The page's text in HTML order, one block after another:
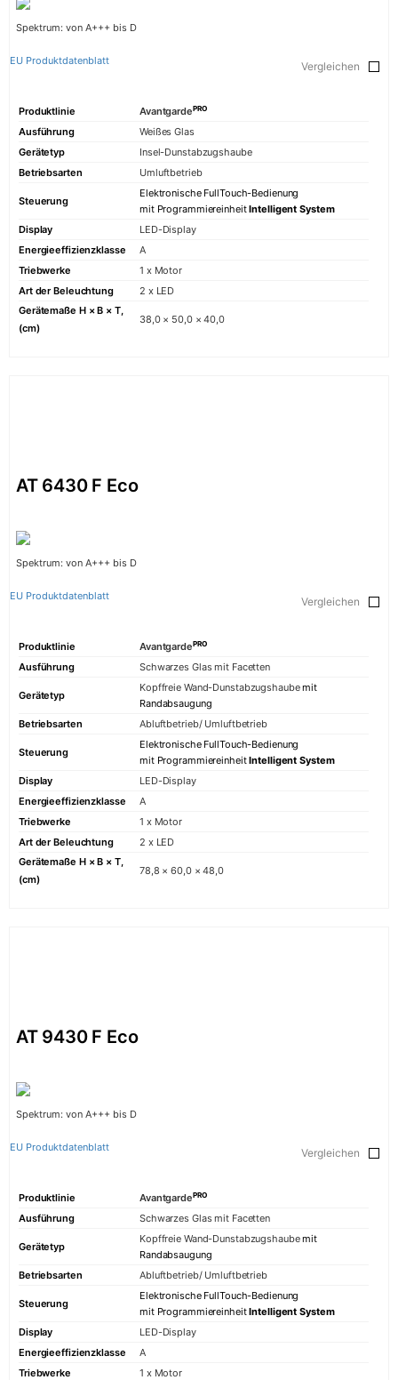
Spektrum: von A+++ bis D
EU Produktdatenblatt Vergleichen
Produktlinie AvantgardePRO
Ausführung
Weißes Glas
Gerätetyp
Insel-Dunstabzugshaube
Betriebsarten
Umluftbetrieb
Steuerung
Elektronische FullTouch-Bedienung
mit ProgrammiereinheitIntelligent System
Display
LED-Display
Energieeffizienzklasse
A
Triebwerke
1 x Motor
Art der Beleuchtung
2 x LED
Gerätemaße H × B × T,
(cm)
38,0 × 50,0 × 40,0
AT 6430 F Eco
Spektrum: von A+++ bis D
EU Produktdatenblatt Vergleichen
Produktlinie AvantgardePRO
Ausführung Schwarzes Glas mit Facetten
Gerätetyp
Kopffreie Wand-Dunstabzugshaubemit
Randabsaugung
Betriebsarten
Abluftbetrieb/ Umluftbetrieb
Steuerung
Elektronische FullTouch-Bedienung
mit ProgrammiereinheitIntelligent System
Display
LED-Display
Energieeffizienzklasse
A
Triebwerke
1 x Motor
Art der Beleuchtung
2 x LED
Gerätemaße H × B × T,
(cm)
78,8 × 60,0 × 48,0
AT 9430 F Eco
Spektrum: von A+++ bis D
EU Produktdatenblatt Vergleichen
Produktlinie AvantgardePRO
Ausführung Schwarzes Glas mit Facetten
Gerätetyp
Kopffreie Wand-Dunstabzugshaubemit
Randabsaugung
Betriebsarten
Abluftbetrieb/ Umluftbetrieb
Steuerung
Elektronische FullTouch-Bedienung
mit ProgrammiereinheitIntelligent System
Display
LED-Display
Energieeffizienzklasse
A
Triebwerke
1 x Motor